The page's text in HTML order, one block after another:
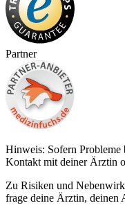
Partner
Hinweis: Sofern
Kontakt mit deiner Ärztin
Zu Risiken und
frage deine Ärztin, deinen